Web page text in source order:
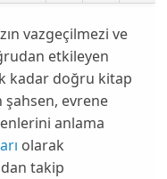
vazgeçilmezi ve
etkileyen
kadar doğru kitap
evrene
anlama
olarak
takip